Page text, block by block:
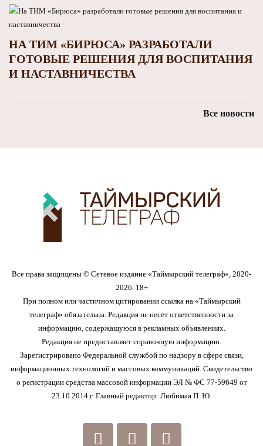
НА ТИМ «БИРЮСА» РАЗРАБОТАЛИ
ГОТОВЫЕ РЕШЕНИЯ ДЛЯ ВОСПИТАНИЯ
И НАСТАВНИЧЕСТВА
Все новости
Все права защищены © Сетевое издание «Таймырский телеграф», 2020-
2026. 18+
При полном или частичном цитировании ссылка на «Таймырский
телеграф» обязательна. Редакция не несет ответственности за
информацию, содержащуюся в рекламных объявлениях.
Редакция не предоставляет справочную информацию.
Зарегистрировано Федеральной службой по надзору в сфере связи,
информационных технологий и массовых коммуникаций. Свидетельство
о регистрации средства массовой информации ЭЛ № ФС 77-59649 от
23.10.2014 г. Главный редактор: Любимая П. Ю.